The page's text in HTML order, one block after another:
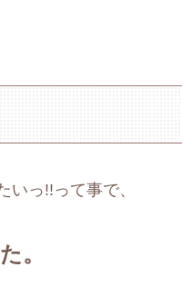
いっ!!って事で、
。